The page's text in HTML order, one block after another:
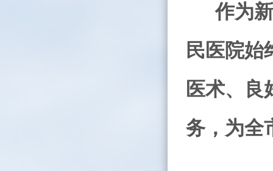
作为
民医院始
医术、良
务，为全